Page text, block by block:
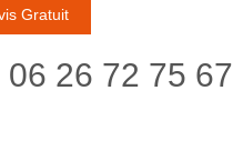
Gratuit
06 26 72 75 67